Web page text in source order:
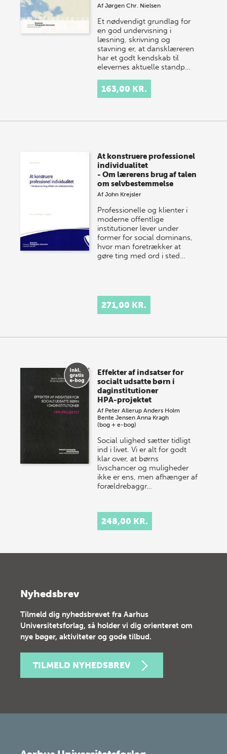
AfJørgen Chr. Nielsen
Et nødvendigt grundlag for
en god undervisning i
læsning, skrivning og
stavning er, at dansklæreren
har et godt kendskab til
elevernes aktuelle standp…
163,00 KR.
At konstruere professionel
individualitet
- Om lærerens brug af talen
om selvbestemmelse
AfJohn Krejsler
Professionelle og klienter i
moderne offentlige
institutioner lever under
former for social dominans,
hvor man foretrækker at
gøre ting med ord i sted…
271,00 KR.
Effekter af indsatser for
socialt udsatte børn i
daginstitutioner
HPA-projektet
Af Peter Allerup Anders Holm
Bente Jensen Anna Kragh
(bog + e-bog)
Social ulighed sætter tidligt
ind i livet. Vi er alt for godt
klar over, at børns
livschancer og muligheder
ikke er ens, men afhænger af
forældrebaggr…
248,00 KR.
Nyhedsbrev
Tilmeld dig nyhedsbrevet fra Aarhus
Universitetsforlag, så holder vi dig orienteret om
nye bøger, aktiviteter og gode tilbud.
TILMELD NYHEDSBREV